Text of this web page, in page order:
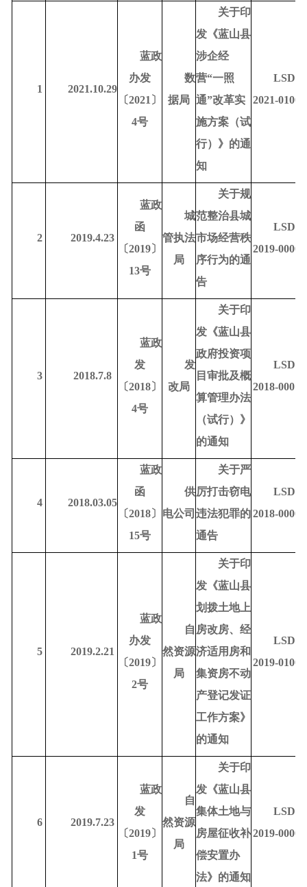
1 2021.10.29
蓝政
办发
〔2021〕
4号
数
据局
关于印
发《蓝山县
涉企经
营“一照
通”改革实
施方案（试
行）》的通
知
LSDR-
2021-01002
2 2019.4.23
蓝政
函
〔2019〕
13号
城
管执法
局
关于规
范整治县城
市场经营秩
序行为的通
告
LSDR-
2019-00003
3 2018.7.8
蓝政
发
〔2018〕
4号
发
改局
关于印
发《蓝山县
政府投资项
目审批及概
算管理办法
（试行）》
的通知
LSDR-
2018-00010
4 2018.03.05
蓝政
函
〔2018〕
15号
供
电公司
关于严
厉打击窃电
违法犯罪的
通告
LSDR-
2018-00004
5 2019.2.21
蓝政
办发
〔2019〕
2号
自
然资源
局
关于印
发《蓝山县
划拨土地上
房改房、经
济适用房和
集资房不动
产登记发证
工作方案》
的通知
LSDR-
2019-01001
6 2019.7.23
蓝政
发
〔2019〕
1号
自
然资源
局
关于印
发《蓝山县
集体土地与
房屋征收补
偿安置办
法》的通知
LSDR-
2019-00005